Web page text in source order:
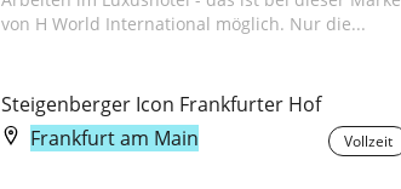
von H World International möglich. Nur die...
Steigenberger Icon Frankfurter Hof
Frankfurt am Main
Vollzeit